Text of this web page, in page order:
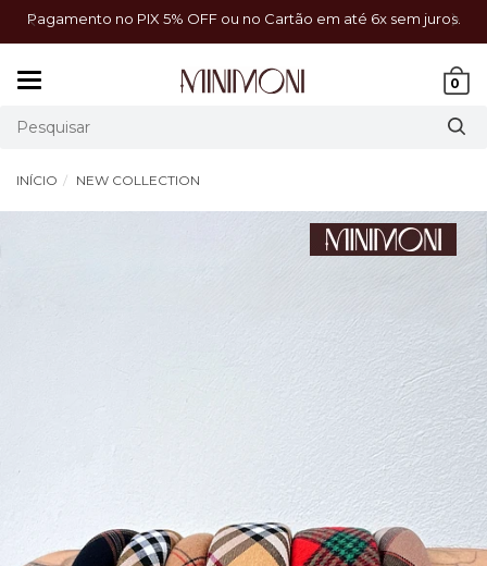
Pagamento no PIX 5% OFF ou no Cartão em até 6x sem juros.
0
INÍCIO NEW COLLECTION